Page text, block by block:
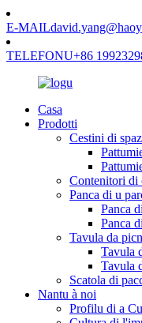
E-MAIL
TELEFONU+86
Casa
Prodotti
Cestini di
Contenitori di
Panca di u
Panca
Panca
Tavula da
Tavula
Tavula
Scatola di
Nantu à noi
Profilu di a